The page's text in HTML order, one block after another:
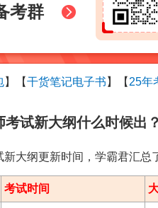
考群
】 【干货笔记电子书 】 【 25年
试新大纲什么时候出？
大纲更新时间，学霸君汇总
考试时间